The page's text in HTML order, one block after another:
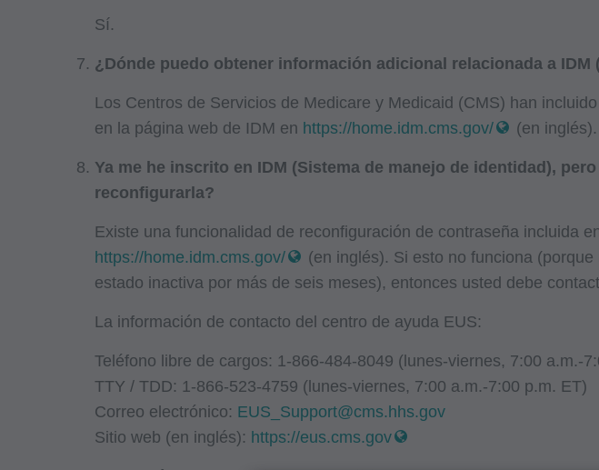
Sí.
¿Dónde puedo obtener información adicional relacionada a IDM
Los Centros de Servicios de Medicare y Medicaid (CMS) han
en la página web de IDM en https://home.idm.cms.gov/ (en inglés).
Ya me he inscrito en IDM (Sistema de manejo de identidad),
reconfigurarla?
Existe una funcionalidad de reconfiguración de contraseña incluida
https://home.idm.cms.gov/
(en inglés). Si esto no funciona
estado inactiva por más de seis meses), entonces usted debe
La información de contacto del centro de ayuda EUS:
Teléfono libre de cargos: 1-866-484-8049 (lunes-viernes, 7:00 a.m.-
TTY / TDD: 1-866-523-4759 (lunes-viernes, 7:00 a.m.-7:00 p.m. ET)
Correo electrónico: EUS_Support@cms.hhs.gov
Sitio web (en inglés): https://eus.cms.gov